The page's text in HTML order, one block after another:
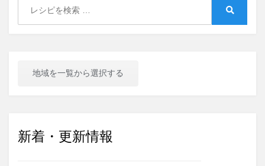
地域を一覧から選択する
新着・更新情報